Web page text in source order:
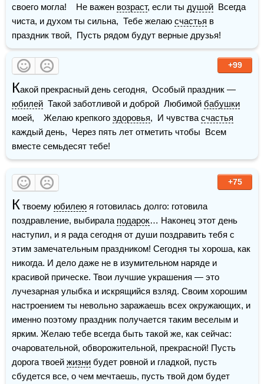
своего могла!    Не важен возраст, если ты душой
  Всегда
чиста, и духом ты сильна,  Тебе желаю счастья в
праздник твой,  Пусть рядом будут верные друзья!
+99
К
юбилей
  Такой заботливой и доброй  Любимой
бабушки
моей,    Желаю крепкого здоровья,  И чувства счастья
каждый день,  Через пять лет отметить чтобы  Всем
вместе семьдесят тебе!
+75
К твоему юбилею я готовилась долго: готовила
поздравление, выбирала подарок… Наконец этот день
наступил, и я рада сегодня от души поздравить тебя с
этим замечательным праздником! Сегодня ты хороша, как
никогда. И дело даже не в изумительном наряде и
красивой прическе. Твои лучшие украшения — это
лучезарная улыбка и искрящийся взляд. Своим хорошим
настроением ты невольно заражаешь всех окружающих, и
именно поэтому праздник получается таким веселым и
ярким. Желаю тебе всегда быть такой же, как сейчас:
очаровательной, обворожительной, прекрасной! Пусть
дорога твоей жизни будет ровной и гладкой, пусть
сбудется все, о чем мечтаешь, пусть твой дом будет